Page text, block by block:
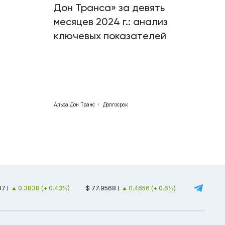
Дон Транса» за девять
месяцев 2024 г.: анализ
ключевых показателей
Альфа Дон Транс Долгосрок
0.3838 (+ 0.43%) $ 77.9568 0.4656 (+ 0.6%)